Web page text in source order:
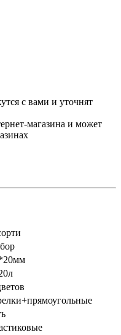
с вами и уточнят
магазина и может